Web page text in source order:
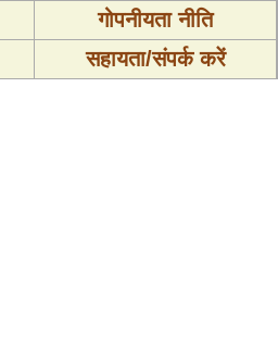
गोपनीयता नीति
सहायता/संपर्क करें